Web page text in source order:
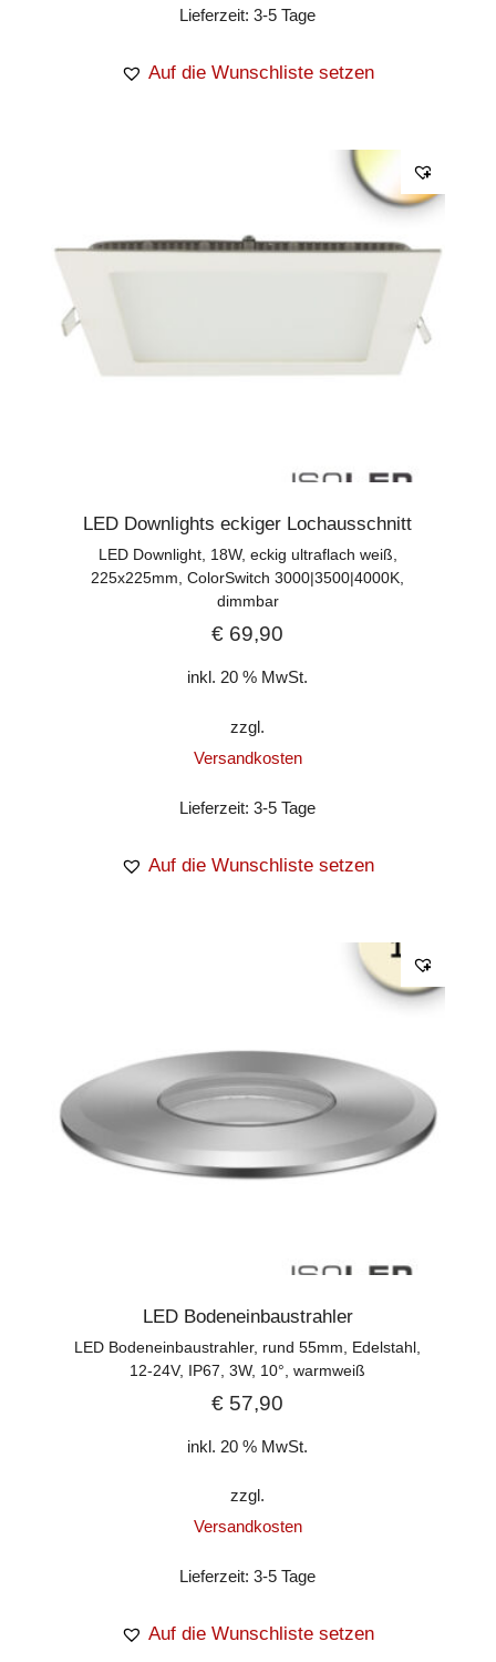
Lieferzeit:3-5 Tage
Auf die Wunschliste setzen
LED Downlights eckiger Lochausschnitt
LED Downlight, 18W, eckig ultraflach weiß,
225x225mm, ColorSwitch 3000|3500|4000K,
dimmbar
€ 69,90
inkl. 20 % MwSt.
zzgl.
Versandkosten
Lieferzeit:3-5 Tage
Auf die Wunschliste setzen
LED Bodeneinbaustrahler
LED Bodeneinbaustrahler, rund 55mm, Edelstahl,
12-24V, IP67, 3W, 10°, warmweiß
€ 57,90
inkl. 20 % MwSt.
zzgl.
Versandkosten
Lieferzeit:3-5 Tage
Auf die Wunschliste setzen